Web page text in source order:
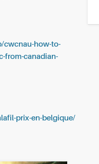
cwcnau-how-to-
from-canadian-
prix-en-belgique/